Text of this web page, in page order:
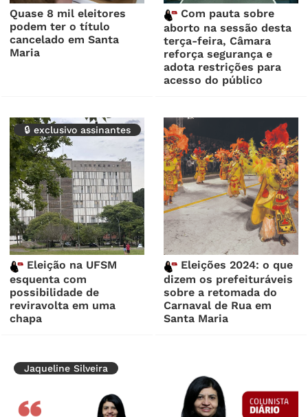
Quase 8 mil eleitores
podem ter o título
cancelado em Santa
Maria
Com pauta sobre
aborto na sessão desta
terça-feira, Câmara
reforça segurança e
adota restrições para
acesso do público
🔒 exclusivo assinantes
Eleição na UFSM
esquenta com
possibilidade de
reviravolta em uma
chapa
Eleições 2024: o que
dizem os prefeituráveis
sobre a retomada do
Carnaval de Rua em
Santa Maria
Jaqueline Silveira